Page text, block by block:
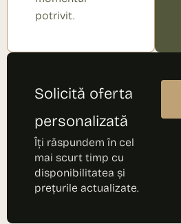
potrivit.
Solicită oferta
personalizată
Îți răspundem în cel
mai scurt timp cu
disponibilitatea și
prețurile actualizate.